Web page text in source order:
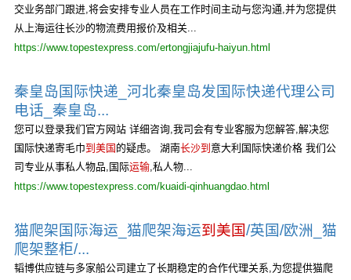
交业务部门跟进,将会安排专业人员在工作时间主动与您沟通,并为您提供
从上海运往长沙的物流费用报价及相关...
https://www.topestexpress.com/ertongjiajufu-haiyun.html
秦皇岛国际快递_河北秦皇岛发国际快递代理公司
电话_秦皇岛...
您可以登录我们官方网站 详细咨询,我司会有专业客服为您解答,解决您
国际快递寄毛巾到美国 的疑虑。 湖南长沙到 意大利国际快递价格 我们公
司专业从事私人物品,国际运输,私人物...
https://www.topestexpress.com/kuaidi-qinhuangdao.html
猫爬架国际海运_猫爬架海运到美国/英国/欧洲_猫
爬架整柜/...
韬博供应链与多家船公司建立了长期稳定的合作代理关系,为您提供猫爬